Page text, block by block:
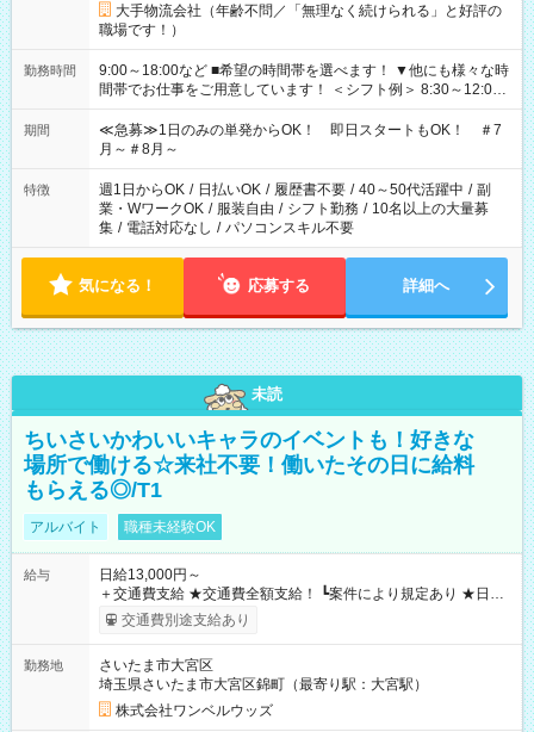
大手物流会社（年齢不問／「無理なく続けられる」と好評の
職場です！）
勤務時間
9:00～18:00など ■希望の時間帯を選べます！ ▼他にも様々な時
間帯でお仕事をご用意しています！ ＜シフト例＞ 8:30～12:00
17:00～22:00 13:00～22:00 22:00～翌6:00 など
期間
≪急募≫1日のみの単発からOK！ 即日スタートもOK！ ＃7
月～＃8月～
特徴 週1日からOK / 日払いOK / 履歴書不要 / 40～50代活躍中 / 副
業・WワークOK / 服装自由 / シフト勤務 / 10名以上の大量募
集 / 電話対応なし / パソコンスキル不要
気になる！ 応募する 詳細へ
未読
ちいさいかわいいキャラのイベントも！好きな
場所で働ける☆来社不要！働いたその日に給料
もらえる◎/T1
アルバイト 職種未経験OK
給与
日給13,000円～
＋交通費支給 ★交通費全額支給！ ┗案件により規定あり ★日払
いOK！（規定あり） ┗働いたその日に現金GET♪ お仕事後はコ
ンビニATMから 日払い分を引き落とせます！ 【試用期間】試
交通費別途支給あり
勤務地
さいたま市大宮区
埼玉県さいたま市大宮区錦町（最寄り駅：大宮駅）
株式会社ワンベルウッズ